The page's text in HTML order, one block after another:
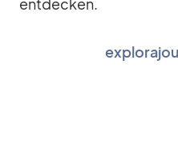
ent­de­cken.